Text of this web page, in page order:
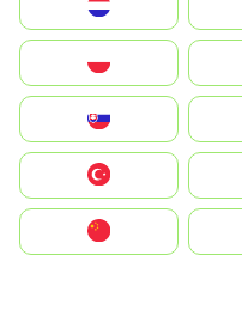
United States
中國香港特別行政區